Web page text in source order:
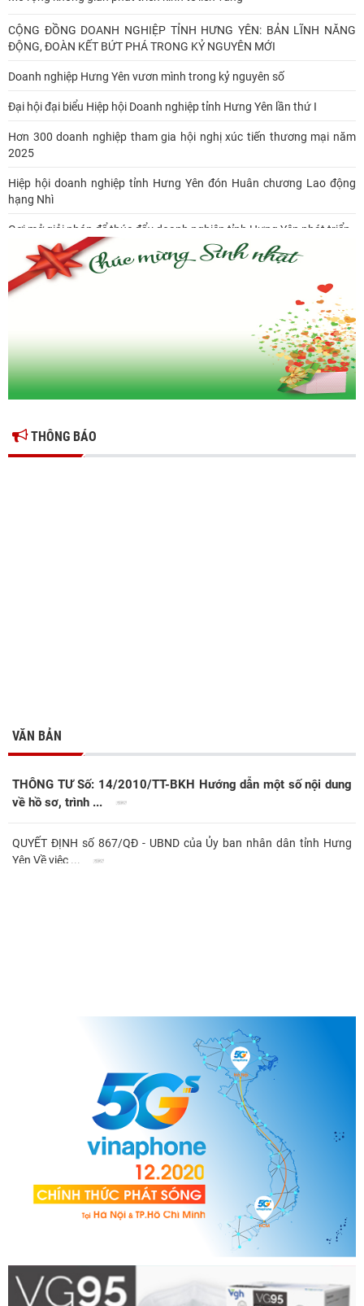
CỘNG ĐỒNG DOANH NGHIỆP TỈNH HƯNG YÊN: BẢN LĨNH NĂNG
ĐỘNG, ĐOÀN KẾT BỨT PHÁ TRONG KỶ NGUYÊN MỚI
Doanh nghiệp Hưng Yên vươn mình trong kỷ nguyên số
Đại hội đại biểu Hiệp hội Doanh nghiệp tỉnh Hưng Yên lần thứ I
Hơn 300 doanh nghiệp tham gia hội nghị xúc tiến thương mại năm
2025
Hiệp hội doanh nghiệp tỉnh Hưng Yên đón Huân chương Lao động
hạng Nhì
Gợi mở giải pháp để thúc đẩy doanh nghiệp tỉnh Hưng Yên phát triển
Ông Đỗ Văn Vẻ là Chủ tịch Hiệp hội Doanh nghiệp tỉnh Hưng Yên
Hiệp hội doanh nghiệp tỉnh Hưng Yên: Cập nhật chính sách thuế mới
THÔNG BÁO
VĂN BẢN
THÔNG TƯ Số: 14/2010/TT-BKH Hướng dẫn một số nội dung
về hồ sơ, trình ...
QUYẾT ĐỊNH số 867/QĐ - UBND của Ủy ban nhân dân tỉnh Hưng
Yên Về việc ...